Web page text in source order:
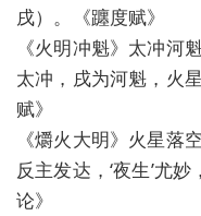
戌）。《躔度赋》
《火明冲魁》太冲河
太冲，戌为河魁，火
赋》
《爝火大明》火星落
反主发达，‘夜生’尤
论》